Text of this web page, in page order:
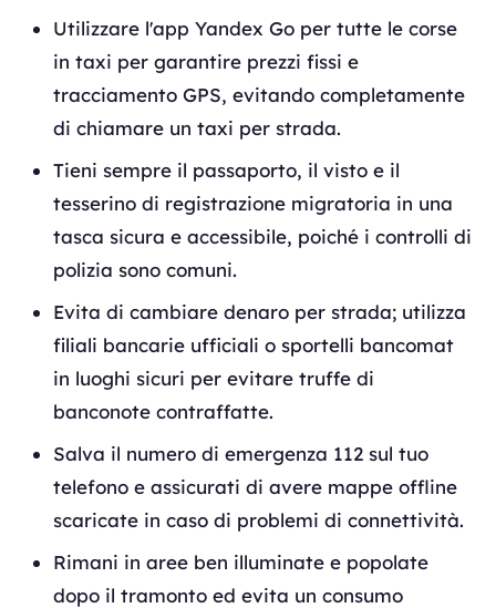
Utilizzare l'app Yandex Go per tutte le corse
in taxi per garantire prezzi fissi e
tracciamento GPS, evitando completamente
di chiamare un taxi per strada.
Tieni sempre il passaporto, il visto e il
tesserino di registrazione migratoria in una
tasca sicura e accessibile, poiché i controlli di
polizia sono comuni.
Evita di cambiare denaro per strada; utilizza
filiali bancarie ufficiali o sportelli bancomat
in luoghi sicuri per evitare truffe di
banconote contraffatte.
Salva il numero di emergenza 112 sul tuo
telefono e assicurati di avere mappe offline
scaricate in caso di problemi di connettività.
Rimani in aree ben illuminate e popolate
dopo il tramonto ed evita un consumo